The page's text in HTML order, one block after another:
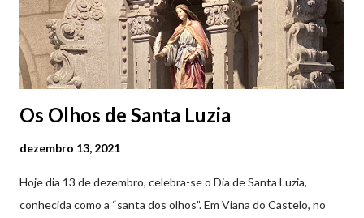
Os Olhos de Santa Luzia
dezembro 13, 2021
Hoje dia 13 de dezembro, celebra-se o Dia de Santa Luzia,
conhecida como a “santa dos olhos”. Em Viana do Castelo, no